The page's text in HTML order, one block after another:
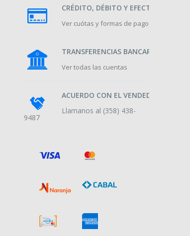
CRÉDITO, DÉBITO Y EFECTIVO
Ver cuótas y formas de pago
TRANSFERENCIAS BANCARIAS
Ver todas las cuentas
ACUERDO CON EL VENDEDOR
Llamanos al (358) 438-
9487